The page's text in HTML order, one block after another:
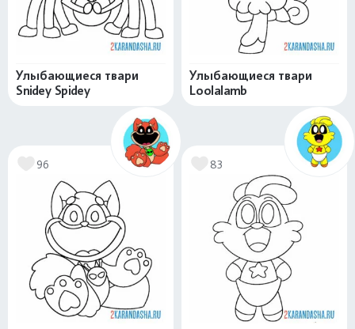
Улыбающиеся твари
Snidey Spidey
Улыбающиеся твари
Loolalamb
96 83